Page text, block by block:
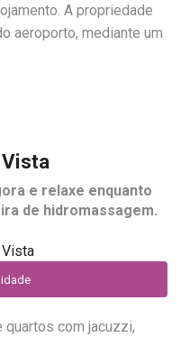
A propriedade
aeroporto, mediante um
e relaxe enquanto
de hidromassagem.
com jacuzzi,